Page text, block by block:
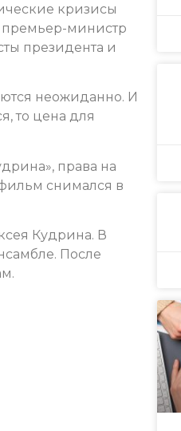
кризисы
премьер-министр
президента и
неожиданно. И
то цена для
права на
снимался в
Кудрина. В
После